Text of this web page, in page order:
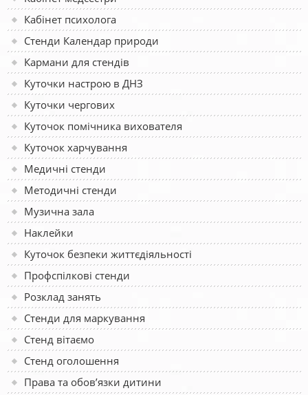
Кабінет психолога
Стенди Календар природи
Кармани для стендів
Куточки настрою в ДНЗ
Куточки чергових
Куточок помічника вихователя
Куточок харчування
Медичні стенди
Методичні стенди
Музична зала
Наклейки
Куточок безпеки життєдіяльності
Профспілкові стенди
Розклад занять
Стенди для маркування
Стенд вітаємо
Стенд оголошення
Права та обов’язки дитини